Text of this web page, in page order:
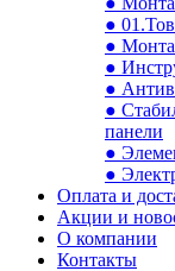
●
●
●
●
●
панели
●
●
Оплата и
Акции и
О компании
Контакты